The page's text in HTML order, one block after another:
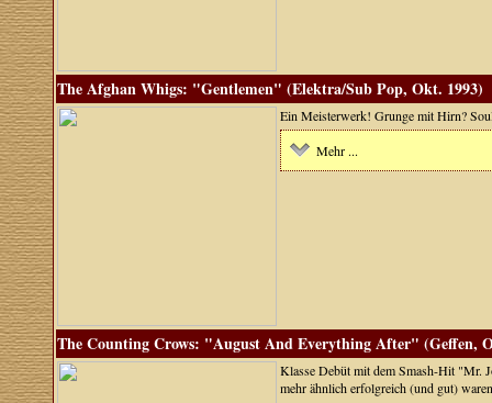
The Afghan Whigs: "Gentlemen" (Elektra/Sub Pop, Okt. 1993)
Ein Meisterwerk! Grunge mit Hirn?
Mehr ...
The Counting Crows: "August And Everything After" (Geffen,
Klasse Debüt mit dem Smash-Hit "Mr.
mehr ähnlich erfolgreich (und gut)